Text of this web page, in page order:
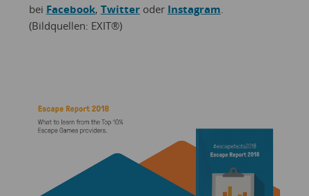
bei Facebook, Twitteroder Instagram
(Bildquellen: EXIT®)